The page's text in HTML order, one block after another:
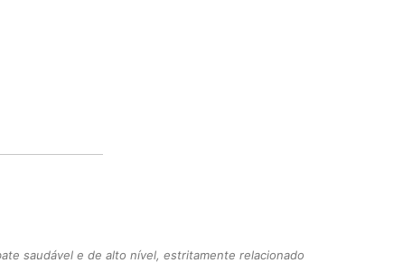
saudável e de alto nível, estritamente relacionado